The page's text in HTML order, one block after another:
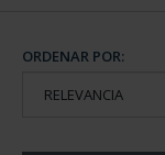
ORDENAR POR: